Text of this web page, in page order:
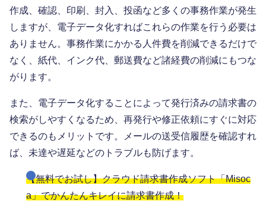
作成、確認、印刷、封入、投函など多くの事務作業が発生
しますが、電子データ化すればこれらの作業を行う必要は
ありません。事務作業にかかる人件費を削減できるだけで
なく、紙代、インク代、郵送費など諸経費の削減にもつな
がります。
また、電子データ化することによって発行済みの請求書の
検索がしやすくなるため、再発行や修正依頼にすぐに対応
できるのもメリットです。メールの送受信履歴を確認すれ
ば、未達や遅延などのトラブルも防げます。
【無料でお試し】クラウド請求書作成ソフト「Misoc
a」でかんたんキレイに請求書作成！